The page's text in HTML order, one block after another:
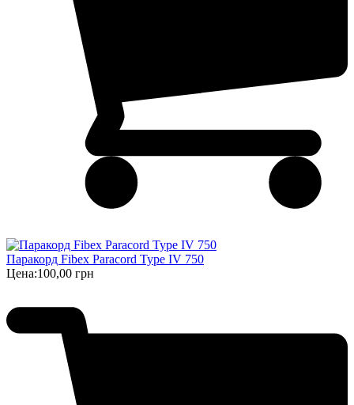
Паракорд Fibex Paracord Type IV 750
Цена:100,00 грн